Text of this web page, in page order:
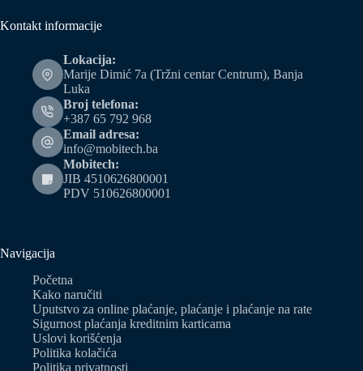
Kontakt informacije
Lokacija:
Marije Dimić 7a (Tržni centar Centrum), Banja
Luka
Broj telefona:
+387 65 792 968
Email adresa:
info@mobitech.ba
Mobitech:
JIB 4510626800001
PDV 510626800001
Navigacija
Početna
Kako naručiti
Uputstvo za online plaćanje, plaćanje i plaćanje na rate
Sigurnost plaćanja kreditnim karticama
Uslovi korišćenja
Politika kolačića
Politika privatnosti